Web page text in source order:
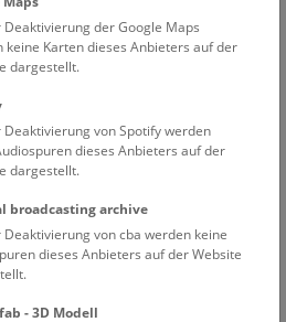
Deaktivierung der Google Maps
keine Karten dieses Anbieters auf der
dargestellt.
Deaktivierung von Spotify werden
dieses Anbieters auf der
dargestellt.
broadcasting archive
Deaktivierung von cba werden keine
dieses Anbieters auf der Website
- 3D Modell